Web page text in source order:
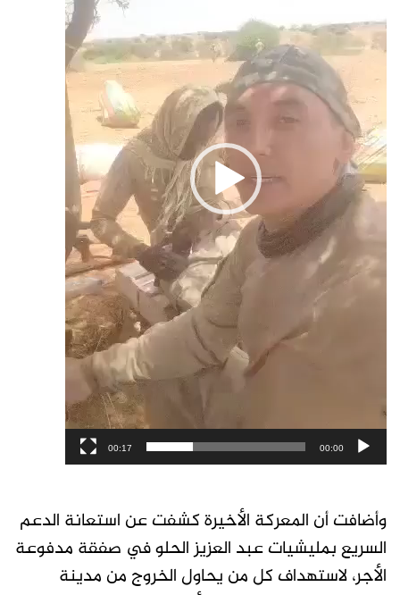
00:00
00:17
وأضافت أن المعركة الأخيرة كشفت عن استعانة الدعم
السريع بمليشيات عبد العزيز الحلو في صفقة مدفوعة
الأجر، لاستهداف كل من يحاول الخروج من مدينة